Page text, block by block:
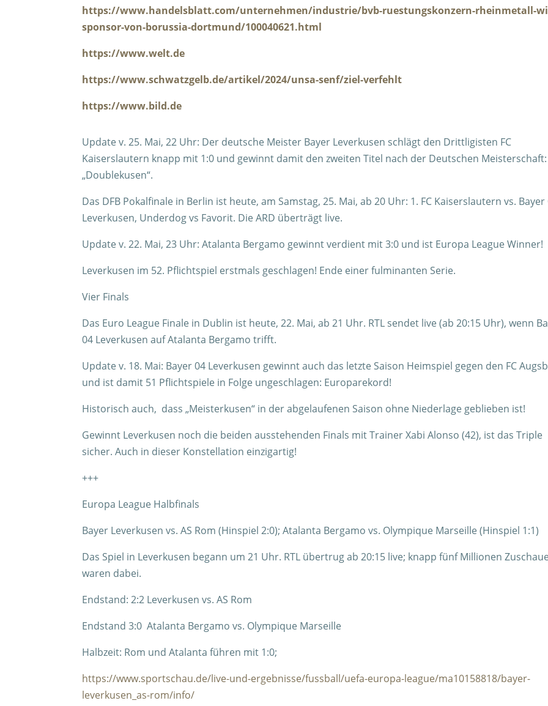
https://www.handelsblatt.com/unternehmen/industrie/bvb-ruestungskonzern-rheinmetall-
sponsor-von-borussia-dortmund/100040621.html
https://www.welt.de
https://www.schwatzgelb.de/artikel/2024/unsa-senf/ziel-verfehlt
https://www.bild.de
Update v. 25. Mai, 22 Uhr: Der deutsche Meister Bayer Leverkusen schlägt den Drittligisten FC
Kaiserslautern knapp mit 1:0 und gewinnt damit den zweiten Titel nach der Deutschen Meisterschaft:
„Doublekusen“.
Das DFB Pokalfinale in Berlin ist heute, am Samstag, 25. Mai, ab 20 Uhr: 1. FC Kaiserslautern vs. Bayer
Leverkusen, Underdog vs Favorit. Die ARD überträgt live.
Update v. 22. Mai, 23 Uhr: Atalanta Bergamo gewinnt verdient mit 3:0 und ist Europa League Winner!
Leverkusen im 52. Pflichtspiel erstmals geschlagen! Ende einer fulminanten Serie.
Vier Finals
Das Euro League Finale in Dublin ist heute, 22. Mai, ab 21 Uhr. RTL sendet live (ab 20:15 Uhr), wenn
04 Leverkusen auf Atalanta Bergamo trifft.
Update v. 18. Mai: Bayer 04 Leverkusen gewinnt auch das letzte Saison Heimspiel gegen den FC
und ist damit 51 Pflichtspiele in Folge ungeschlagen: Europarekord!
Historisch auch, dass „Meisterkusen“ in der abgelaufenen Saison ohne Niederlage geblieben ist!
Gewinnt Leverkusen noch die beiden ausstehenden Finals mit Trainer Xabi Alonso (42), ist das Triple
sicher. Auch in dieser Konstellation einzigartig!
+++
Europa League Halbfinals
Bayer Leverkusen vs. AS Rom (Hinspiel 2:0); Atalanta Bergamo vs. Olympique Marseille (Hinspiel 1:1)
Das Spiel in Leverkusen begann um 21 Uhr. RTL übertrug ab 20:15 live; knapp fünf Millionen
waren dabei.
Endstand: 2:2 Leverkusen vs. AS Rom
Endstand 3:0 Atalanta Bergamo vs. Olympique Marseille
Halbzeit: Rom und Atalanta führen mit 1:0;
https://www.sportschau.de/live-und-ergebnisse/fussball/uefa-europa-league/ma10158818/bayer-
leverkusen_as-rom/info/